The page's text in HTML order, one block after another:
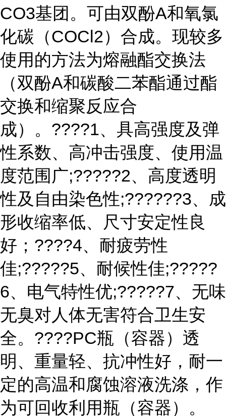
CO3基团。可由双酚A和氧氯
化碳（COCl2）合成。现较多
使用的方法为熔融酯交换法
（双酚A和碳酸二苯酯通过酯
交换和缩聚反应合
成）。????1、具高强度及弹
性系数、高冲击强度、使用温
度范围广;?????2、高度透明
性及自由染色性;??????3、成
形收缩率低、尺寸安定性良
好；????4、耐疲劳性
佳;?????5、耐候性佳;?????
6、电气特性优;?????7、无味
无臭对人体无害符合卫生安
全。????PC瓶（容器）透
明、重量轻、抗冲性好，耐一
定的高温和腐蚀溶液洗涤，作
为可回收利用瓶（容器）。